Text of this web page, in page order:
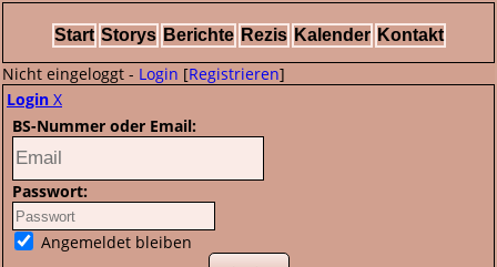
Start Storys Berichte Rezis Kalender Kontakt
Nicht eingeloggt - Login [Registrieren]
Login X
BS-Nummer oder Email:
Passwort:
Angemeldet bleiben